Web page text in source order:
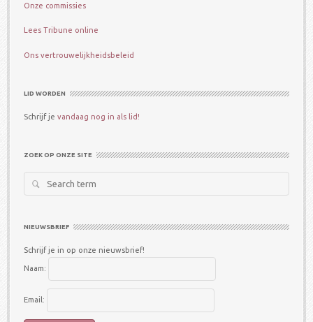
Onze commissies
Lees Tribune online
Ons vertrouwelijkheidsbeleid
LID WORDEN
Schrijf je vandaag nog in als lid!
ZOEK OP ONZE SITE
NIEUWSBRIEF
Schrijf je in op onze nieuwsbrief!
Naam:
Email: